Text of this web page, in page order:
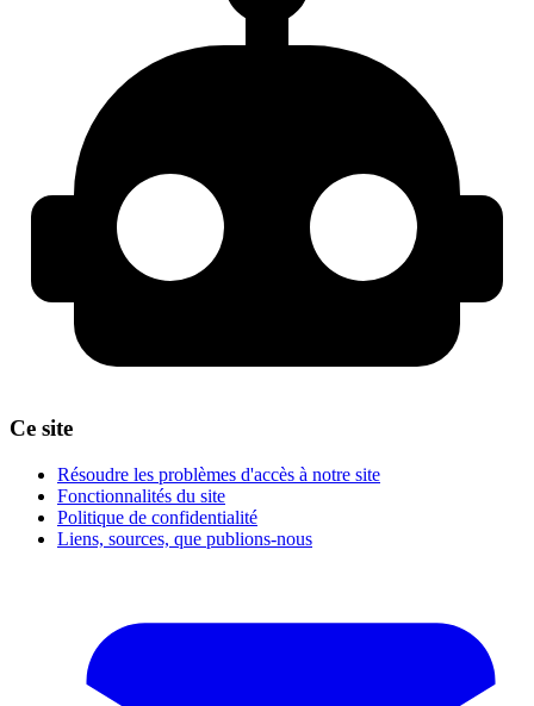
Ce site
Résoudre les problèmes d'accès à notre site
Fonctionnalités du site
Politique de confidentialité
Liens, sources, que publions-nous